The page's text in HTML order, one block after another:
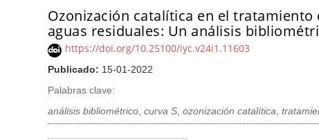
Ozonización catalítica en el
aguas residuales: Un análisis
https://doi.org/10.25100/iyc.v24i1.11603
Publicado: 15-01-2022
Palabras clave:
análisis bibliométrico, curva S, ozonización catalítica,